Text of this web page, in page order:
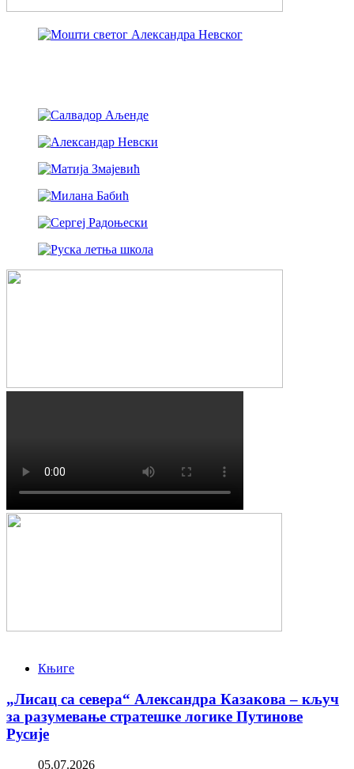
Књиге
„Лисац са севера“ Александра Казакова – кључ
за разумевање стратешке логике Путинове
Русије
05.07.2026